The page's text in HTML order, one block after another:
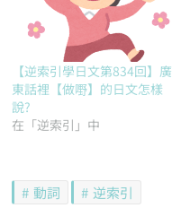
【逆索引學日文第834回】廣
東話裡【做嘢】的日文怎樣
說?
在「逆索引」中
動詞 逆索引